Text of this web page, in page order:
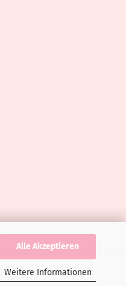
Alle Akzeptieren
Weitere Informationen